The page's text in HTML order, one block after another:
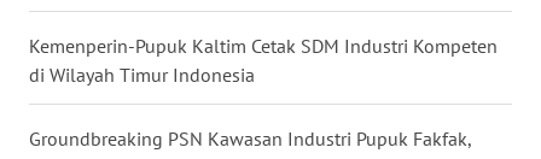
Kemenperin-Pupuk Kaltim Cetak SDM Industri Kompeten
di Wilayah Timur Indonesia
Groundbreaking PSN Kawasan Industri Pupuk Fakfak,
WN
SULTRA
WN